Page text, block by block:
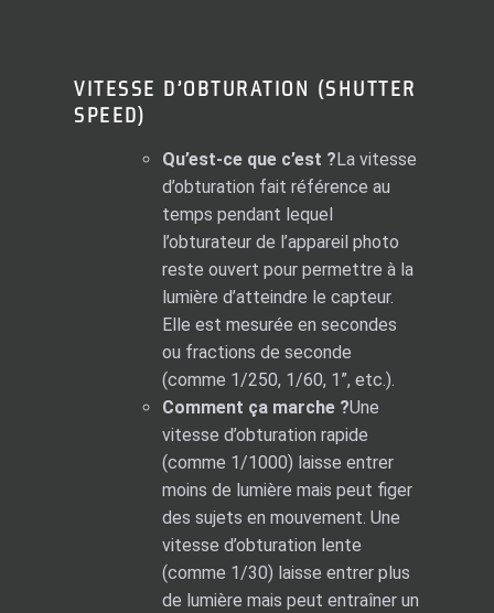
VITESSE D’OBTURATION (SHUTTER
SPEED)
Qu’est-ce que c’est ?La vitesse
d’obturation fait référence au
temps pendant lequel
l’obturateur de l’appareil photo
reste ouvert pour permettre à la
lumière d’atteindre le capteur.
Elle est mesurée en secondes
ou fractions de seconde
(comme 1/250, 1/60, 1”, etc.).
Comment ça marche ?Une
vitesse d’obturation rapide
(comme 1/1000) laisse entrer
moins de lumière mais peut figer
des sujets en mouvement. Une
vitesse d’obturation lente
(comme 1/30) laisse entrer plus
de lumière mais peut entraîner un